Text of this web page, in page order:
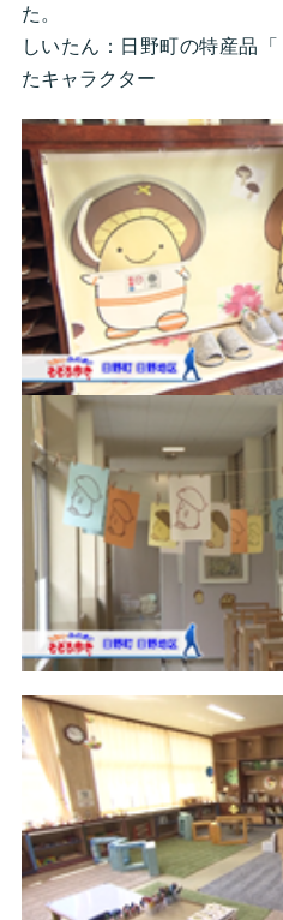
た。
しいたん：日野町の特産品
たキャラクター